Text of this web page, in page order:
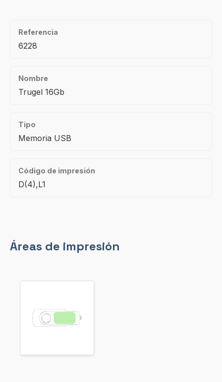
Referencia
6228
Nombre
Trugel 16Gb
Tipo
Memoria USB
Código de impresión
D(4),L1
Áreas de impresión